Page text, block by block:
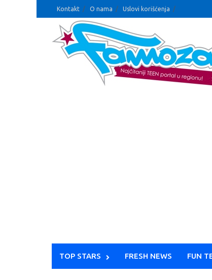
Kontakt O nama Uslovi korišćenja
TOP STARS FRESH NEWS FUN